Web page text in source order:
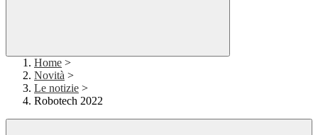
Home >
Novità >
Le notizie >
Robotech 2022